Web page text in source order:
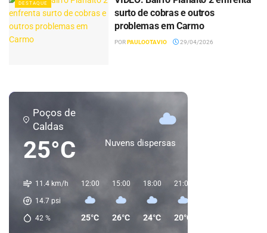
DESTAQUE
surto de cobras e outros
problemas em Carmo
PORPAULOOTAVIO 29/04/2026
Poços de
Caldas
25°C Nuvens dispersas
11.4 km/h
14.7 psi
42 %
12:00
25°C
15:00
26°C
18:00
24°C
21:00
20°C